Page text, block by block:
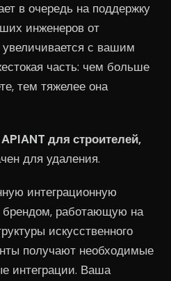
в очередь на поддержку
инженеров от
с вашим
часть: чем больше
тем тяжелее она
APIANT для строителей,
для удаления.
интеграционную
работающую на
искусственного
получают необходимые
интеграции. Ваша